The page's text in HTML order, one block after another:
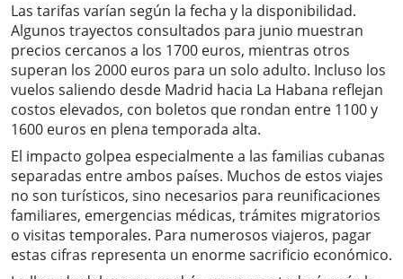
Las tarifas varían según la fecha y la disponibilidad.
Algunos trayectos consultados para junio muestran
precios cercanos a los 1700 euros, mientras otros
superan los 2000 euros para un solo adulto. Incluso los
vuelos saliendo desde Madrid hacia La Habana reflejan
costos elevados, con boletos que rondan entre 1100 y
1600 euros en plena temporada alta.
El impacto golpea especialmente a las familias cubanas
separadas entre ambos países. Muchos de estos viajes
no son turísticos, sino necesarios para reunificaciones
familiares, emergencias médicas, trámites migratorios
o visitas temporales. Para numerosos viajeros, pagar
estas cifras representa un enorme sacrificio económico.